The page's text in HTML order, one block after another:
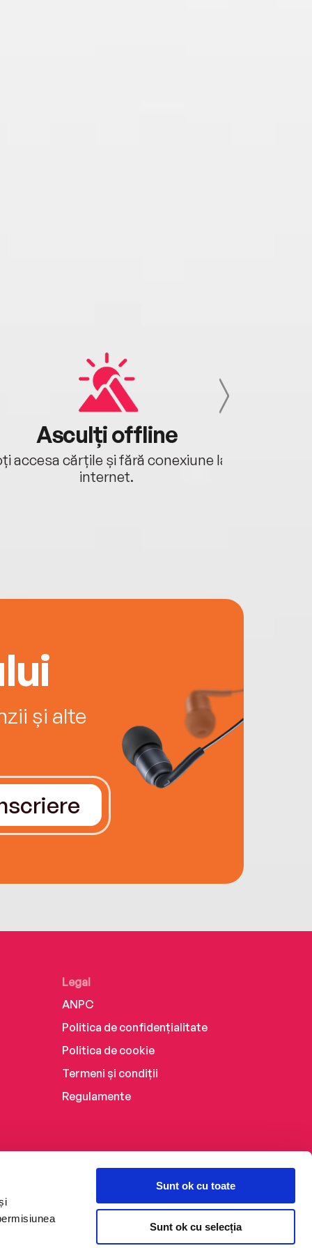
Sunt ok cu toate
Sunt ok cu selecția
Asculți offline
accesa cărțile și fără conexiune la
internet.
și alte
Legal
ANPC
Politica de confidențialitate
Politica de cookie
Termeni și condiții
Regulamente